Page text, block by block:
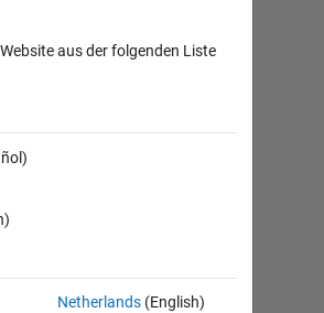
aus der folgenden Liste
Netherlands (English)